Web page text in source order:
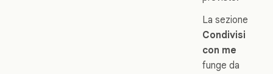
La sezione
Condivisi
con me
funge da